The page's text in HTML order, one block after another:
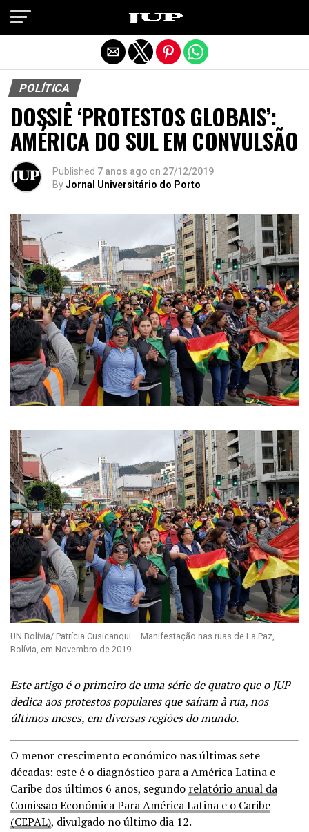
POLÍTICA
DOSSIÊ ‘PROTESTOS GLOBAIS’:
AMÉRICA DO SUL EM CONVULSÃO
Published 7 anos ago on 27/12/2019
ByJornal Universitário do Porto
UN Bolívia/ Patrícia Cusicanqui – Manifestação nas ruas de La Paz,
Bolívia, em Novembro de 2019.
Este artigo é o primeiro de uma série de quatro que o JUP
dedica aos protestos populares que saíram à rua, nos
últimos meses, em diversas regiões do mundo.
O menor crescimento económico nas últimas sete
décadas: este é o diagnóstico para a América Latina e
Caribe dos últimos 6 anos, segundo relatório anual da
Comissão Económica Para América Latina e o Caribe
(CEPAL), divulgado no último dia 12.
Exit mobile version